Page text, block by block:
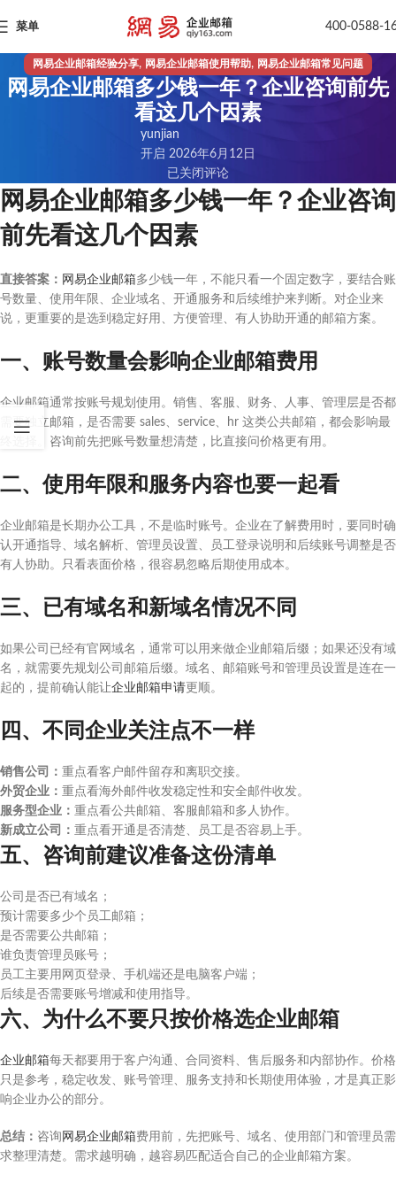
菜单 400-0588-
网易企业邮箱经验分享, 网易企业邮箱使用帮助, 网易企业邮箱常见问题
网易企业邮箱多少钱一年？企业咨询前先
看这几个因素
yunjian
开启 2026年6月12日
已关闭评论
网易企业邮箱多少钱一年？企业咨询
前先看这几个因素
直接答案： 网易企业邮箱多少钱一年，不能只看一个固定数字，要结合账
号数量、使用年限、企业域名、开通服务和后续维护来判断。对企业来
说，更重要的是选到稳定好用、方便管理、有人协助开通的邮箱方案。
一、账号数量会影响企业邮箱费用
企业邮箱通常按账号规划使用。销售、客服、财务、人事、管理层是否都
需要独立邮箱，是否需要 sales、service、hr 这类公共邮箱，都会影响最
终选择。咨询前先把账号数量想清楚，比直接问价格更有用。
二、使用年限和服务内容也要一起看
企业邮箱是长期办公工具，不是临时账号。企业在了解费用时，要同时确
认开通指导、域名解析、管理员设置、员工登录说明和后续账号调整是否
有人协助。只看表面价格，很容易忽略后期使用成本。
三、已有域名和新域名情况不同
如果公司已经有官网域名，通常可以用来做企业邮箱后缀；如果还没有域
名，就需要先规划公司邮箱后缀。域名、邮箱账号和管理员设置是连在一
起的，提前确认能让企业邮箱申请更顺。
四、不同企业关注点不一样
销售公司： 重点看客户邮件留存和离职交接。
外贸企业： 重点看海外邮件收发稳定性和安全邮件收发。
服务型企业： 重点看公共邮箱、客服邮箱和多人协作。
新成立公司： 重点看开通是否清楚、员工是否容易上手。
五、咨询前建议准备这份清单
公司是否已有域名；
预计需要多少个员工邮箱；
是否需要公共邮箱；
谁负责管理员账号；
员工主要用网页登录、手机端还是电脑客户端；
后续是否需要账号增减和使用指导。
六、为什么不要只按价格选企业邮箱
企业邮箱每天都要用于客户沟通、合同资料、售后服务和内部协作。价格
只是参考，稳定收发、账号管理、服务支持和长期使用体验，才是真正影
响企业办公的部分。
总结： 咨询 网易企业邮箱费用前，先把账号、域名、使用部门和管理员需
求整理清楚。需求越明确，越容易匹配适合自己的企业邮箱方案。